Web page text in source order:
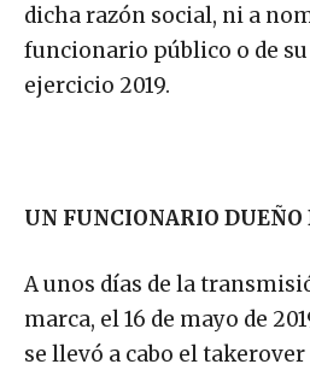
dicha razón social, ni a
funcionario público o de
ejercicio 2019.
UN FUNCIONARIO DUEÑO
A unos días de la
marca, el 16 de mayo de
se llevó a cabo el